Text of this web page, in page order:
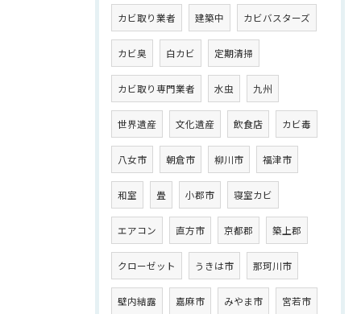
カビ取り業者 建築中 カビバスターズ
カビ臭 白カビ 定期清掃
カビ取り専門業者 水虫 九州
世界遺産 文化遺産 飲食店 カビ毒
八女市 朝倉市 柳川市 福津市
和室 畳 小郡市 寝室カビ
エアコン 直方市 京都郡 築上郡
クローゼット うきは市 那珂川市
壁内結露 嘉麻市 みやま市 宮若市